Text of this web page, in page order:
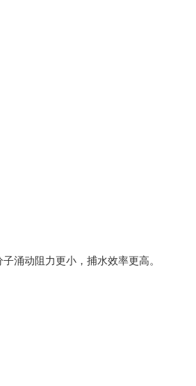
动阻力更小，捕水效率更高。